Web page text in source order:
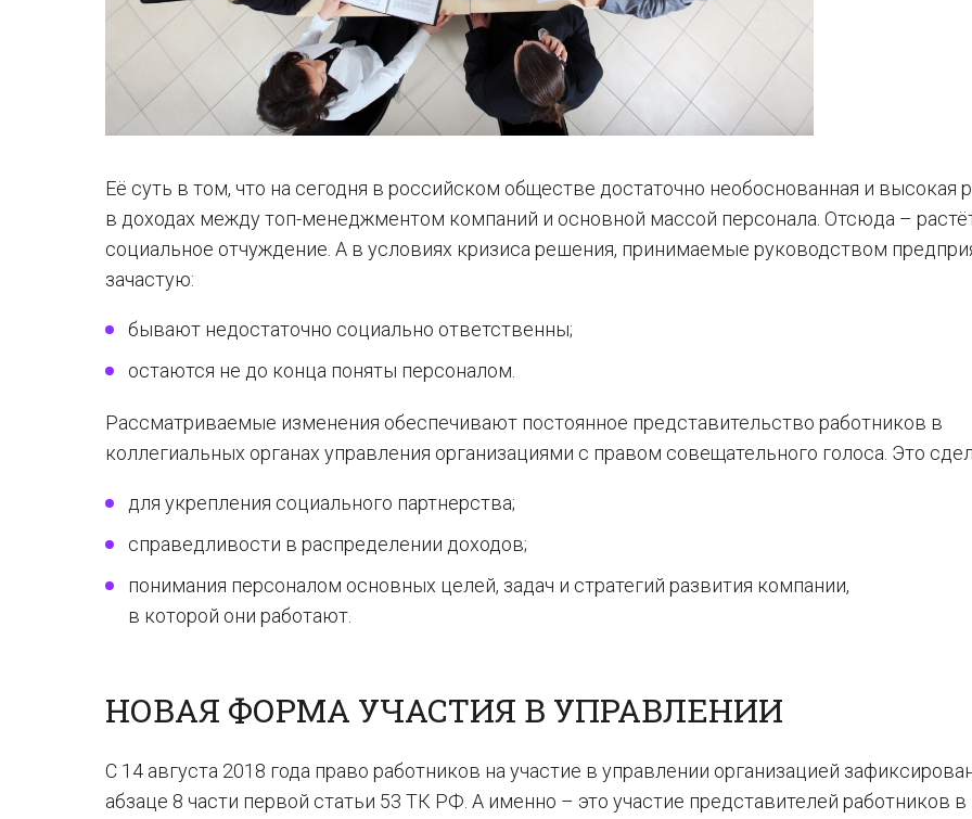
Её суть в том, что на сегодня в российском обществе достаточно необоснованная и высокая
в доходах между топ-менеджментом компаний и основной массой персонала. Отсюда –
социальное отчуждение. А в условиях кризиса решения, принимаемые руководством
зачастую:
бывают недостаточно социально ответственны;
остаются не до конца поняты персоналом.
Рассматриваемые изменения обеспечивают постоянное представительство работников в
коллегиальных органах управления организациями с правом совещательного голоса. Это
для укрепления социального партнерства;
справедливости в распределении доходов;
понимания персоналом основных целей, задач и стратегий развития компании,
в которой они работают.
НОВАЯ ФОРМА УЧАСТИЯ В УПРАВЛЕНИИ
С 14 августа 2018 года право работников на участие в управлении организацией
абзаце 8 части первой статьи 53 ТК РФ. А именно – это участие представителей работников в